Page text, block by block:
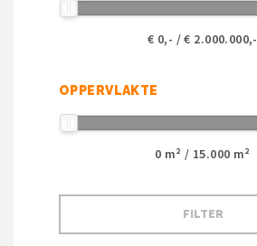
€ 0,- / € 2.000.000,-
OPPERVLAKTE
0 m² / 15.000 m²